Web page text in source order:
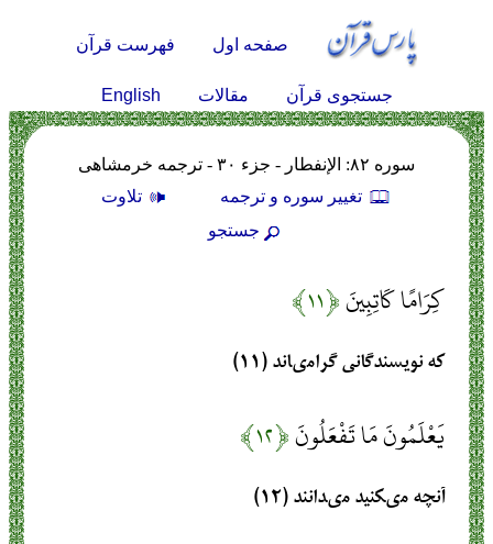
صفحه اول فهرست قرآن
جستجوی قرآن مقالات English
سوره ۸۲: الإنفطار - جزء ۳۰ - ترجمه خرمشاهی
تغيير سوره و ترجمه
تلاوت
جستجو
كِرَامًا كَاتِبِينَ﴿۱۱﴾
كه نويسندگانى گرامى‏اند (۱۱)
يَعْلَمُونَ مَا تَفْعَلُونَ﴿۱۲﴾
آنچه مى‏كنيد مى‏دانند (۱۲)